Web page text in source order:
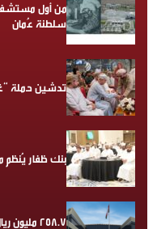
من أول
سلطنة عُمان
تدشين حملة
بنك ظفار يُنظم
258.7